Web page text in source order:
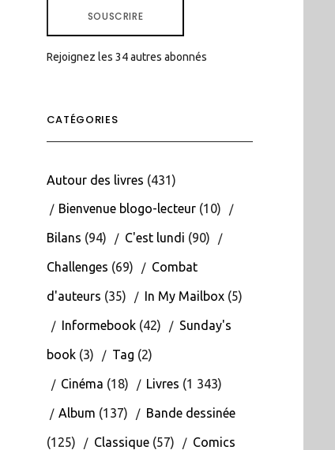
SOUSCRIRE
Rejoignez les 34 autres abonnés
CATÉGORIES
Autour des livres (431)
Bienvenue blogo-lecteur(10)
Bilans (94) C'est lundi (90)
Challenges (69) Combat
d'auteurs (35) In My Mailbox(5)
Informebook(42) Sunday's
book(3) Tag (2)
Cinéma (18) Livres (1 343)
Album (137) Bande dessinée
(125) Classique(57) Comics